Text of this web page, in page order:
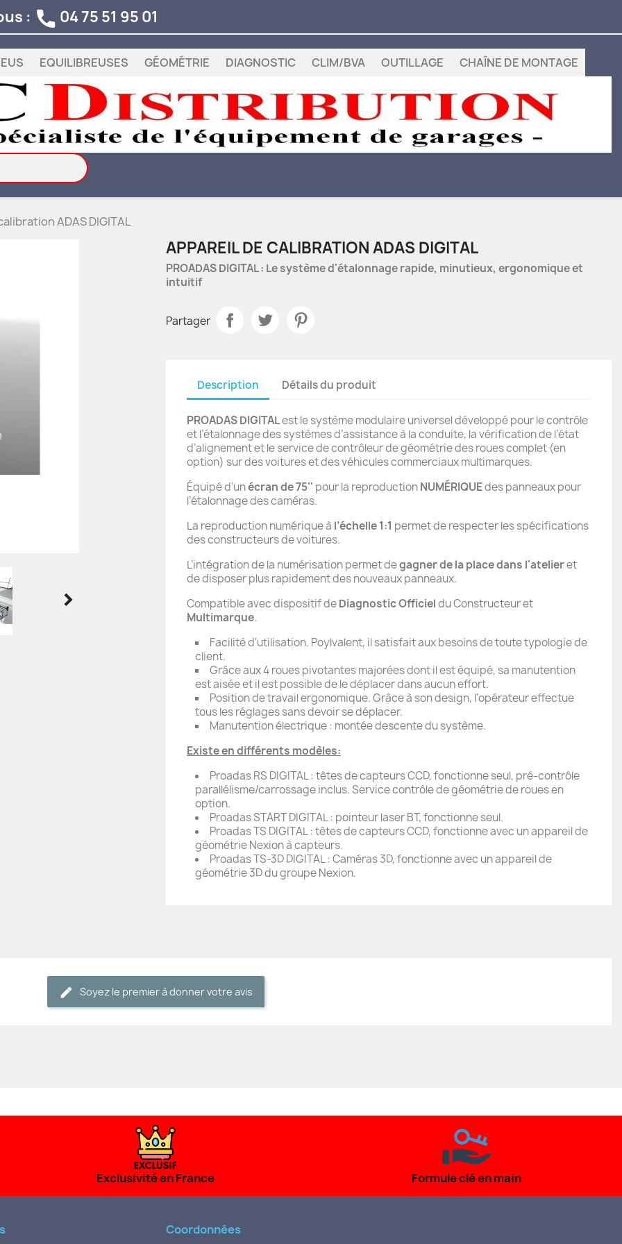
:  04 75 51 95 01
EQUILIBREUSES GÉOMÉTRIE DIAGNOSTIC CLIM/BVA OUTILLAGE CHAÎNE DE MONTAGE
ADAS DIGITAL

APPAREIL DE CALIBRATION ADAS DIGITAL
PROADAS DIGITAL : Le système d'étalonnage rapide, minutieux, ergonomique et
intuitif
Partager
Description Détails du produit
PROADAS DIGITALest le système modulaire universel développé pour le contrôle
et l’étalonnage des systèmes d’assistance à la conduite, la vérification de l’état
d’alignement et le service de contrôleur de géométrie des roues complet (en
option) sur des voitures et des véhicules commerciaux multimarques.
Équipé d’unécran de 75'' pour la reproductionNUMÉRIQUEdes panneaux pour
l’étalonnage des caméras.
La reproduction numérique à l’échelle 1:1 permet de respecter les spécifications
des constructeurs de voitures.
L’intégration de la numérisation permet degagner de la place dans l'atelieret
de disposer plus rapidement des nouveaux panneaux.
Compatible avec dispositif deDiagnostic Officieldu Constructeur et
Multimarque.
Facilité d'utilisation. Poylvalent, il satisfait aux besoins de toute typologie de
client.
Grâce aux 4 roues pivotantes majorées dont il est équipé, sa manutention
est aisée et il est possible de le déplacer dans aucun effort.
Position de travail ergonomique. Grâce à son design, l'opérateur effectue
tous les réglages sans devoir se déplacer.
Manutention électrique : montée descente du système.
Existe en différents modèles:
Proadas RS DIGITAL : têtes de capteurs CCD, fonctionne seul, pré-contrôle
parallélisme/carrossage inclus. Service contrôle de géométrie de roues en
option.
Proadas START DIGITAL : pointeur laser BT, fonctionne seul.
Proadas TS DIGITAL : têtes de capteurs CCD, fonctionne avec un appareil de
géométrie Nexion à capteurs.
Proadas TS-3D DIGITAL : Caméras 3D, fonctionne avec un appareil de
géométrie 3D du groupe Nexion.
Soyez le premier à donner votre avis
Exclusivité en France Formule clé en main
Coordonnées